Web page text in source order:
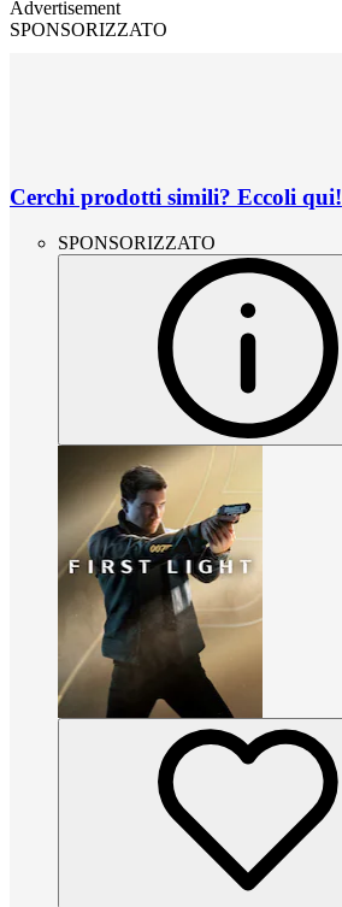
Advertisement
SPONSORIZZATO
Cerchi prodotti simili? Eccoli qui!
SPONSORIZZATO